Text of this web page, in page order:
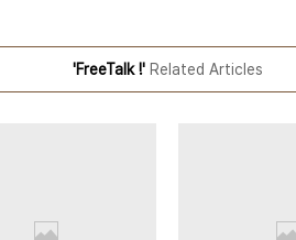
'FreeTalk !'Related Articles